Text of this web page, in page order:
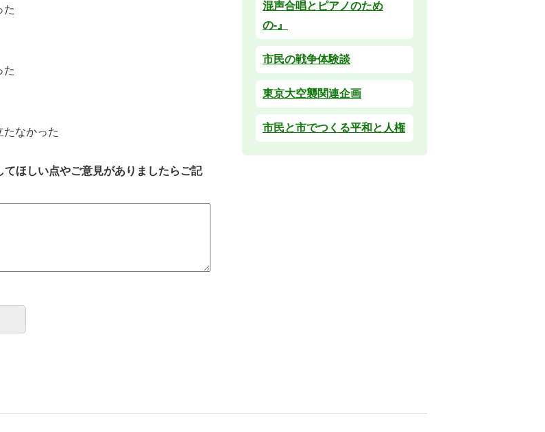
た
た
たなかった
ほしい点やご意見がありましたらご記
混声合唱とピアノのため
の-』
市民の戦争体験談
東京大空襲関連企画
市民と市でつくる平和と人権